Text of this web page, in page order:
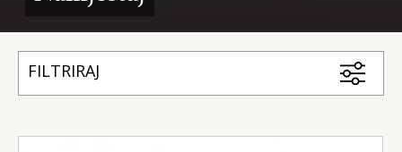
FILTRIRAJ